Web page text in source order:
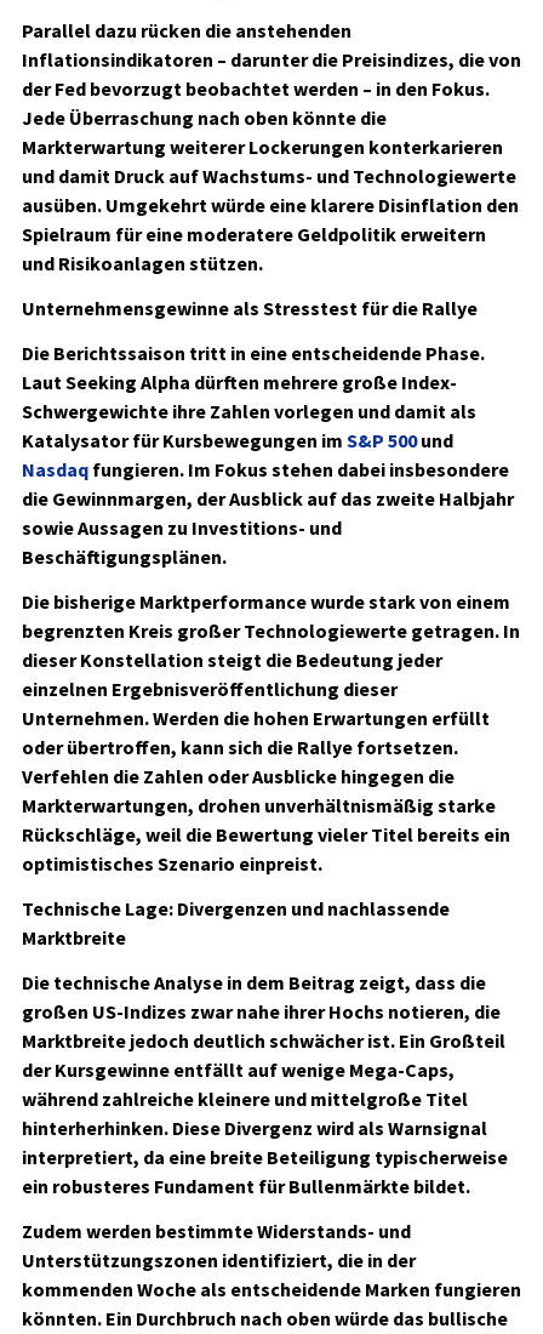
Parallel dazu rücken die anstehenden
Inflationsindikatoren – darunter die Preisindizes, die von
der Fed bevorzugt beobachtet werden – in den Fokus.
Jede Überraschung nach oben könnte die
Markterwartung weiterer Lockerungen konterkarieren
und damit Druck auf Wachstums- und Technologiewerte
ausüben. Umgekehrt würde eine klarere Disinflation den
Spielraum für eine moderatere Geldpolitik erweitern
und Risikoanlagen stützen.
Unternehmensgewinne als Stresstest für die Rallye
Die Berichtssaison tritt in eine entscheidende Phase.
Laut Seeking Alpha dürften mehrere große Index-
Schwergewichte ihre Zahlen vorlegen und damit als
Katalysator für Kursbewegungen im S&P 500und
Nasdaq fungieren. Im Fokus stehen dabei insbesondere
die Gewinnmargen, der Ausblick auf das zweite Halbjahr
sowie Aussagen zu Investitions- und
Beschäftigungsplänen.
Die bisherige Marktperformance wurde stark von einem
begrenzten Kreis großer Technologiewerte getragen. In
dieser Konstellation steigt die Bedeutung jeder
einzelnen Ergebnisveröffentlichung dieser
Unternehmen. Werden die hohen Erwartungen erfüllt
oder übertroffen, kann sich die Rallye fortsetzen.
Verfehlen die Zahlen oder Ausblicke hingegen die
Markterwartungen, drohen unverhältnismäßig starke
Rückschläge, weil die Bewertung vieler Titel bereits ein
optimistisches Szenario einpreist.
Technische Lage: Divergenzen und nachlassende
Marktbreite
Die technische Analyse in dem Beitrag zeigt, dass die
großen US-Indizes zwar nahe ihrer Hochs notieren, die
Marktbreite jedoch deutlich schwächer ist. Ein Großteil
der Kursgewinne entfällt auf wenige Mega-Caps,
während zahlreiche kleinere und mittelgroße Titel
hinterherhinken. Diese Divergenz wird als Warnsignal
interpretiert, da eine breite Beteiligung typischerweise
ein robusteres Fundament für Bullenmärkte bildet.
Zudem werden bestimmte Widerstands- und
Unterstützungszonen identifiziert, die in der
kommenden Woche als entscheidende Marken fungieren
könnten. Ein Durchbruch nach oben würde das bullische